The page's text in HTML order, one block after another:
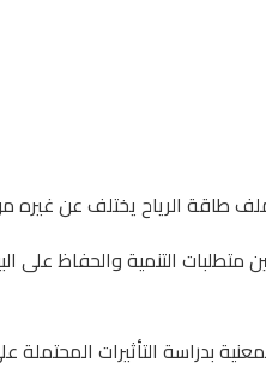
الرياح يختلف عن غيره من
التنمية والحفاظ على
بدراسة التأثيرات